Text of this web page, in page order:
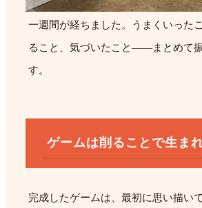
一週間が経ちました。うまくいった
ること、気づいたこと——まとめて
す。
ゲームは削ることで生ま
完成したゲームは、最初に思い描い